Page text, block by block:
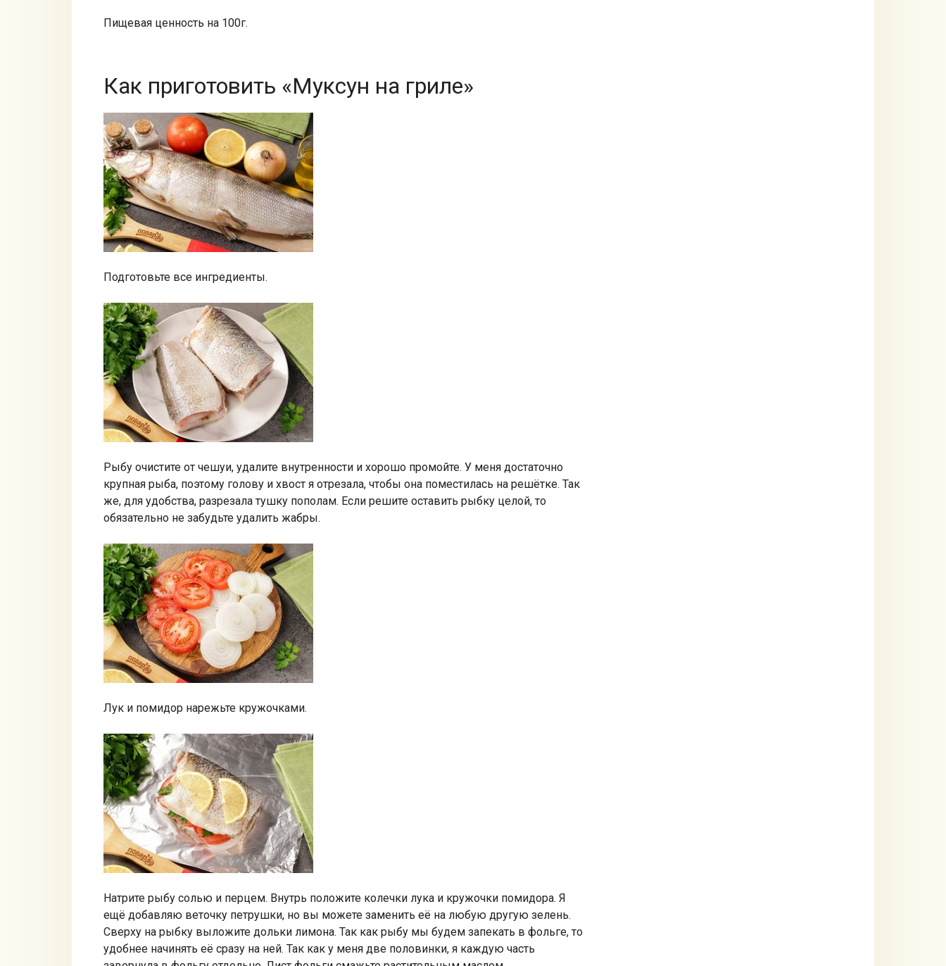
Пищевая ценность на 100г.
Как приготовить «Муксун на гриле»
Подготовьте все ингредиенты.
Рыбу очистите от чешуи, удалите внутренности и хорошо промойте. У меня достаточно
крупная рыба, поэтому голову и хвост я отрезала, чтобы она поместилась на решётке. Так
же, для удобства, разрезала тушку пополам. Если решите оставить рыбку целой, то
обязательно не забудьте удалить жабры.
Лук и помидор нарежьте кружочками.
Натрите рыбу солью и перцем. Внутрь положите колечки лука и кружочки помидора. Я
ещё добавляю веточку петрушки, но вы можете заменить её на любую другую зелень.
Сверху на рыбку выложите дольки лимона. Так как рыбу мы будем запекать в фольге, то
удобнее начинять её сразу на ней. Так как у меня две половинки, я каждую часть